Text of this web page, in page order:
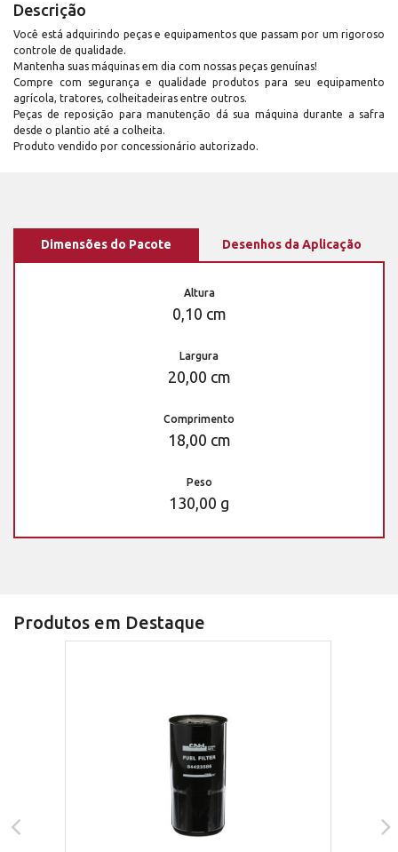
Descrição
Você está adquirindo peças e equipamentos que passam por um rigoroso
controle de qualidade.
Mantenha suas máquinas em dia com nossas peças genuínas!
Compre com segurança e qualidade produtos para seu equipamento
agrícola, tratores, colheitadeiras entre outros.
Peças de reposição para manutenção dá sua máquina durante a safra
desde o plantio até a colheita.
Produto vendido por concessionário autorizado.
Dimensões do Pacote Desenhos da Aplicação
Altura
0,10 cm
Largura
20,00 cm
Comprimento
18,00 cm
Peso
130,00 g
Produtos em Destaque